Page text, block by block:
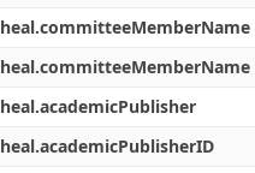
heal.committeeMemberName
heal.committeeMemberName
heal.academicPublisher
heal.academicPublisherID